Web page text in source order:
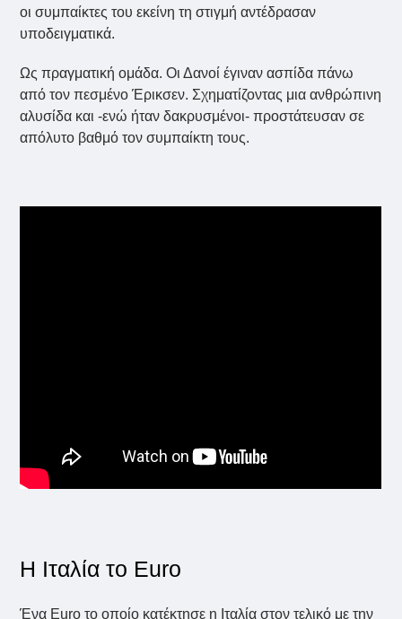
οι συμπαίκτες του εκείνη τη στιγμή αντέδρασαν
υποδειγματικά.
Ως πραγματική ομάδα. Οι Δανοί έγιναν ασπίδα πάνω
από τον πεσμένο Έρικσεν. Σχηματίζοντας μια ανθρώπινη
αλυσίδα και -ενώ ήταν δακρυσμένοι- προστάτευσαν σε
απόλυτο βαθμό τον συμπαίκτη τους.
Η Ιταλία το Euro
Ένα Euro το οποίο κατέκτησε η Ιταλία στον τελικό με την